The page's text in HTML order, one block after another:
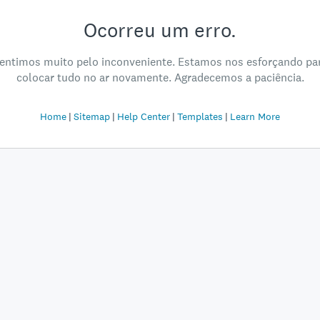
Ocorreu um erro.
muito pelo inconveniente. Estamos nos esforçando
colocar tudo no ar novamente. Agradecemos a paciência.
Home Sitemap Help Center Templates Learn More